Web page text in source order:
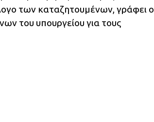
των καταζητουμένων, γράφει ο
του υπουργείου για τους